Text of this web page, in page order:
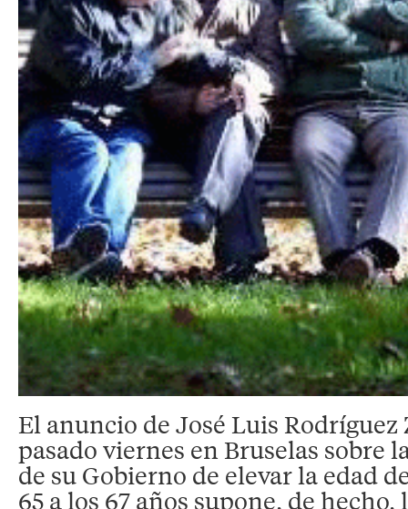
El anuncio de José Luis Rodríguez
pasado viernes en Bruselas sobre
de su Gobierno de elevar la edad
65 a los 67 años supone, de